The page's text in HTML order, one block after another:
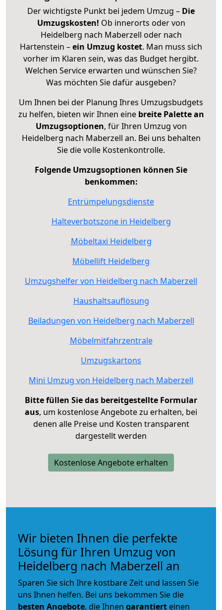
Der wichtigste Punkt bei jedem Umzug – Die
Umzugskosten! Ob innerorts oder von
Heidelberg nach Maberzell oder nach
Hartenstein –ein Umzug kostet. Man muss sich
vorher im Klaren sein, was das Budget hergibt.
Welchen Service erwarten und wünschen Sie?
Was möchten Sie dafür ausgeben?
Um Ihnen bei der Planung Ihres Umzugsbudgets
zu helfen, bieten wir Ihnen eine breite Palette an
Umzugsoptionen, für Ihren Umzug von
Heidelberg nach Maberzell an. Bei uns behalten
Sie die volle Kostenkontrolle.
Folgende Umzugsoptionen können Sie
benkommen:
Entrümpelungsdienste
Halteverbotszone in Heidelberg
Möbeltaxi Heidelberg
Möbellift Heidelberg
Umzugshelfer von Heidelberg nach Maberzell
Haushaltsauflösung
Beiladungen von Heidelberg nach Maberzell
Möbelmitfahrzentrale
Umzugskartons
Mini Umzug von Heidelberg nach Maberzell
Bitte füllen Sie das bereitgestellte Formular
aus, um kostenlose Angebote zu erhalten, bei
denen alle Preise und Kosten transparent
dargestellt werden
Kostenlose Angebote erhalten
Wir bieten Ihnen die perfekte
Lösung für Ihren Umzug von
Heidelberg nach Maberzell an
Sparen Sie sich Ihre kostbare Zeit und lassen Sie
uns Ihnen helfen. Bei uns bekommen Sie die
besten Angebote, die Ihnen garantiert einen